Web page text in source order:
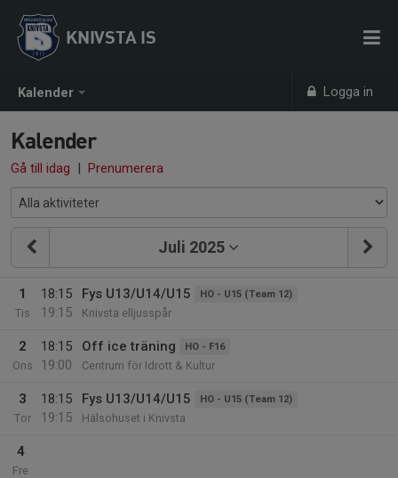
Kalender Logga in
KNIVSTA IS
Kalender
Gå till idag | Prenumerera
Juli 2025
1
Tis
18:15
19:15
Fys U13/U14/U15 HO - U15 (Team 12)
Knivsta elljusspår
2
Ons
18:15
19:00
Off ice träning HO - F16
Centrum för Idrott & Kultur
3
Tor
18:15
19:15
Fys U13/U14/U15 HO - U15 (Team 12)
Hälsohuset i Knivsta
4
Fre